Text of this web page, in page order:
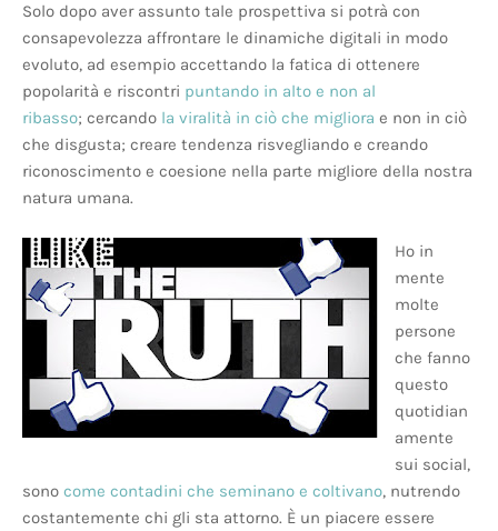
Solo dopo aver assunto tale prospettiva si potrà con
consapevolezza affrontare le dinamiche digitali in modo
evoluto, ad esempio accettando la fatica di ottenere
popolarità e riscontri puntando in alto e non al
ribasso; cercando la viralità in ciò che migliora e non in ciò
che disgusta; creare tendenza risvegliando e creando
riconoscimento e coesione nella parte migliore della nostra
natura umana.
Ho in
mente
molte
persone
che fanno
questo
quotidian
amente
sui social,
sono come contadini che seminano e coltivano, nutrendo
costantemente chi gli sta attorno. È un piacere essere